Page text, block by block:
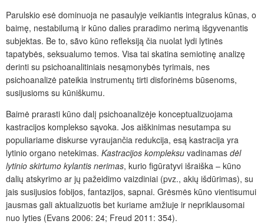
Parulskio esė dominuoja ne pasaulyje veikiantis integralus kūnas, o
baimę, nestabilumą ir kūno dalies praradimo nerimą išgyvenantis
subjektas. Be to, sãvo kūno refleksiją čia nuolat lydi lytinės
tapatybės, seksualumo temos. Visa tai skatina semiotinę analizę
derinti su psichoanalitiniais nesąmonybės tyrimais, nes
psichoanalizė pateikia instrumentų tirti disforinėms būsenoms,
susijusioms su kūniškumu.
Baimė prarasti kūno dalį psichoanalizėje konceptualizuojama
kastracijos komplekso sąvoka. Jos aiškinimas nesutampa su
populiariame diskurse vyraujančia redukcija, esą kastracija yra
lytinio organo netekimas. Kastracijos kompleksu vadinamas dėl
lytinio skirtumo kylantis nerimas, kurio figūratyvi išraiška – kūno
dalių atskyrimo ar jų pažeidimo vaizdiniai (pvz., akių išdūrimas), su
jais susijusios fobijos, fantazijos, sapnai. Grėsmės kūno vientisumui
jausmas gali aktualizuotis bet kuriame amžiuje ir nepriklausomai
nuo lyties (Evans 2006: 24; Freud 2011: 354).